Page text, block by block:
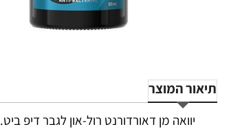
תיאור המוצר
יוואה מן דאורדורנט רול-און לגבר דיפ ביט.